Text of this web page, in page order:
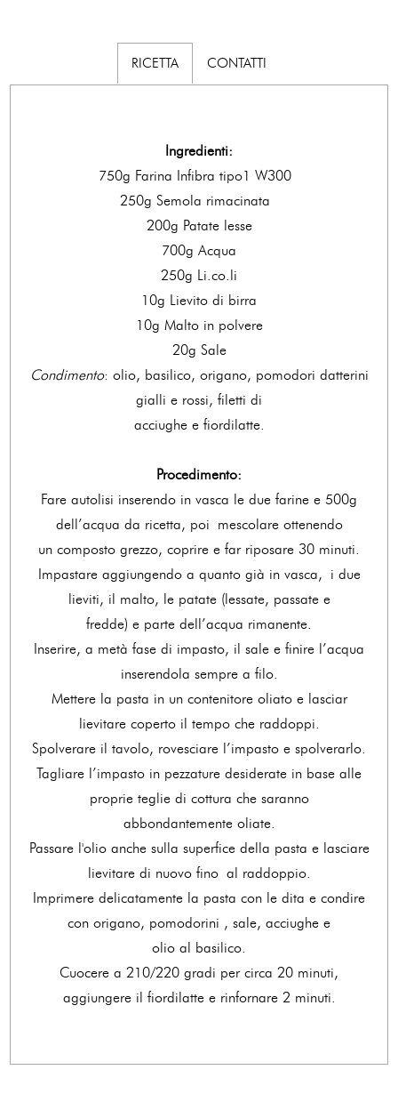
RICETTA CONTATTI
Ingredienti:
750g Farina Infibra tipo1 W300
250g Semola rimacinata
200g Patate lesse
700g Acqua
250g Li.co.li
10g Lievito di birra
10g Malto in polvere
20g Sale
Condimento: olio, basilico, origano, pomodori datterini
gialli e rossi, filetti di
acciughe e fiordilatte.
Procedimento:
Fare autolisi inserendo in vasca le due farine e 500g
dell’acqua da ricetta, poi mescolare ottenendo
un composto grezzo, coprire e far riposare 30 minuti.
Impastare aggiungendo a quanto già in vasca, i due
lieviti, il malto, le patate (lessate, passate e
fredde) e parte dell’acqua rimanente.
Inserire, a metà fase di impasto, il sale e finire l’acqua
inserendola sempre a filo.
Mettere la pasta in un contenitore oliato e lasciar
lievitare coperto il tempo che raddoppi.
Spolverare il tavolo, rovesciare l’impasto e spolverarlo.
Tagliare l’impasto in pezzature desiderate in base alle
proprie teglie di cottura che saranno
abbondantemente oliate.
Passare l'olio anche sulla superfice della pasta e lasciare
lievitare di nuovo fino al raddoppio.
Imprimere delicatamente la pasta con le dita e condire
con origano, pomodorini , sale, acciughe e
olio al basilico.
Cuocere a 210/220 gradi per circa 20 minuti,
aggiungere il fiordilatte e rinfornare 2 minuti.